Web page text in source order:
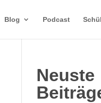
Blog Podcast
Neuste